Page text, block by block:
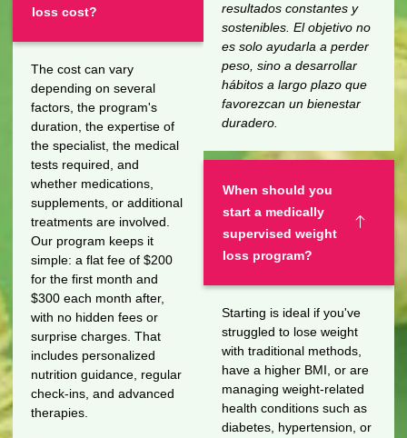
loss cost?
The cost can vary
depending on several
factors, the program's
duration, the expertise of
the specialist, the medical
tests required, and
whether medications,
supplements, or additional
treatments are involved.
Our program keeps it
simple: a flat fee of $200
for the first month and
$300 each month after,
with no hidden fees or
surprise charges. That
includes personalized
nutrition guidance, regular
check-ins, and advanced
therapies.
resultados constantes y
sostenibles. El objetivo no
es solo ayudarla a perder
peso, sino a desarrollar
hábitos a largo plazo que
favorezcan un bienestar
duradero.
When should you
start a medically
supervised weight
loss program?
Starting is ideal if you've
struggled to lose weight
with traditional methods,
have a higher BMI, or are
managing weight-related
health conditions such as
diabetes, hypertension, or